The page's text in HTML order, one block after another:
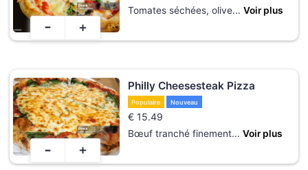
Tomates séchées, olive... Voir plus
- +
Philly Cheesesteak Pizza
Populaire Nouveau
€ 15.49
Bœuf tranché finement... Voir plus
- +